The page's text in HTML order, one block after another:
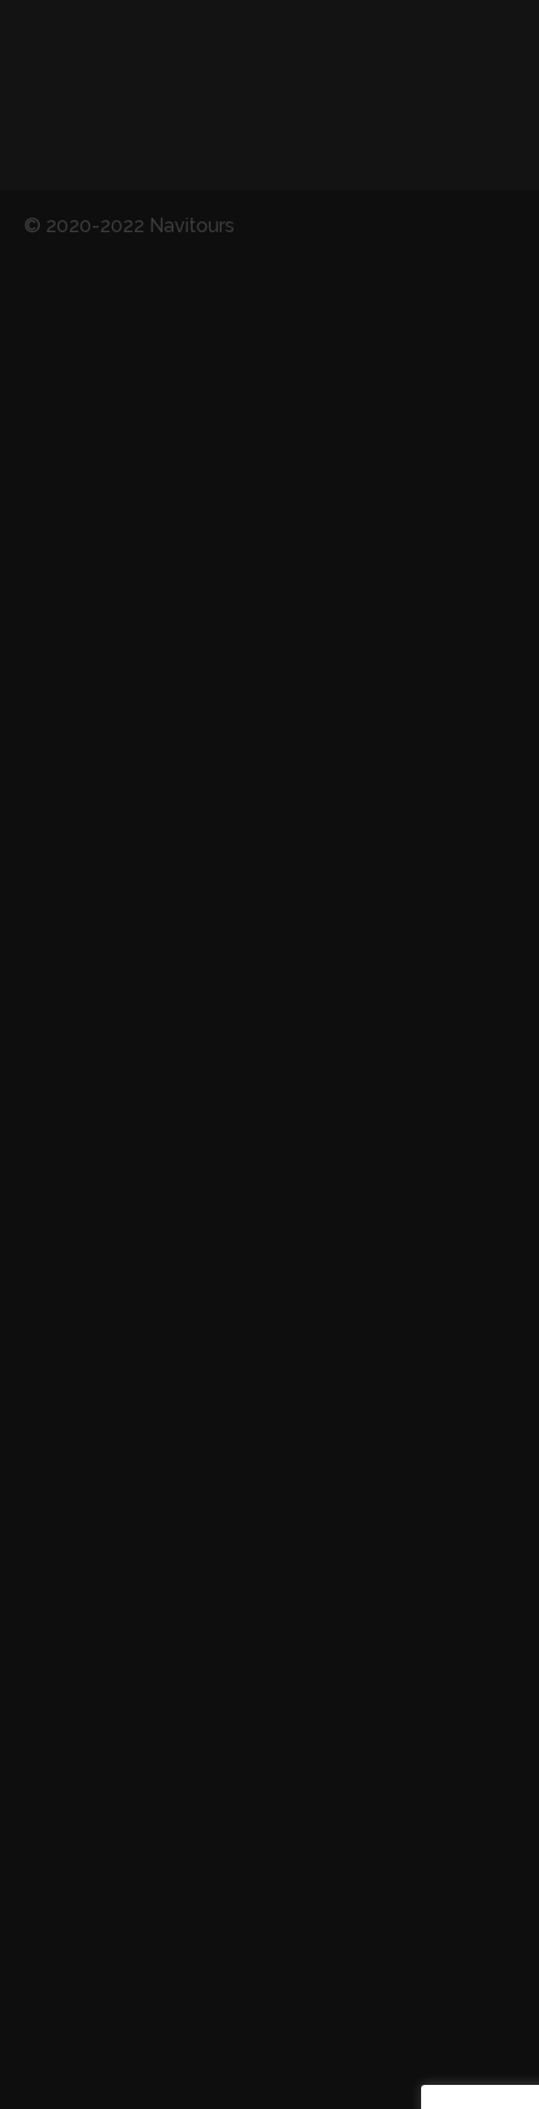
© 2020-2022 Navitours